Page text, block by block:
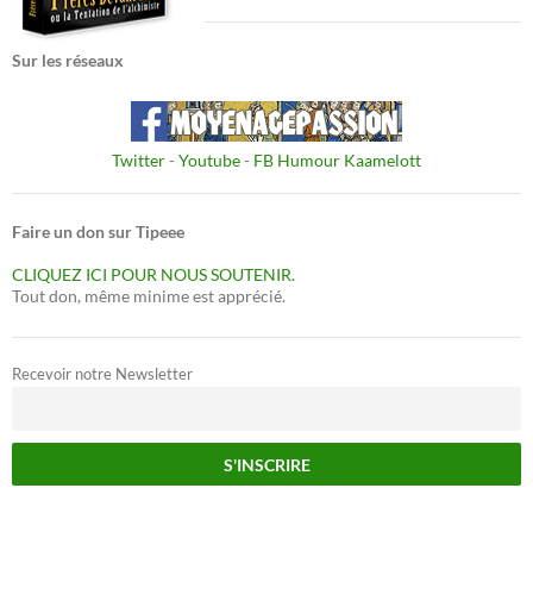
Sur les réseaux
Twitter- Youtube- FB Humour Kaamelott
Faire un don sur Tipeee
CLIQUEZ ICI POUR NOUS SOUTENIR.
Tout don, même minime est apprécié.
Recevoir notre Newsletter